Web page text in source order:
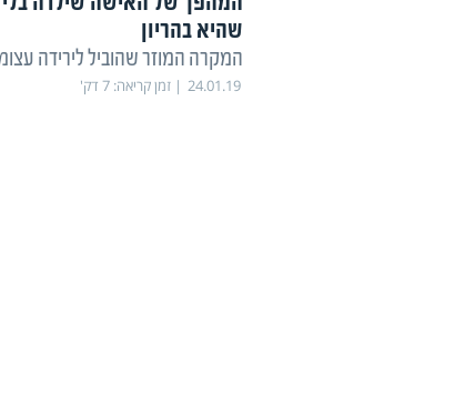
שהיא בהריון
המקרה המוזר שהוביל לירידה
24.01.19 זמן קריאה:7 דק'